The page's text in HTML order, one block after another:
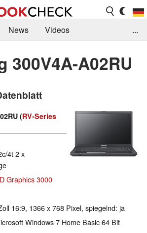
News
Videos
Suche
Jobs
...
300V4A-A02RU
(RV-Series
4t 2 x
Graphics 3000
16:9, 1366 x 768 Pixel, spiegelnd: ja
Windows 7 Home Basic 64 Bit